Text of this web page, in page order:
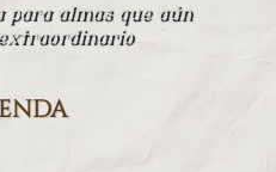
almas que aún